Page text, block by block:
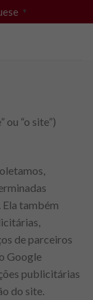
▼
ou “o site”)
Ela também
de parceiros
Google
publicitárias
do site.